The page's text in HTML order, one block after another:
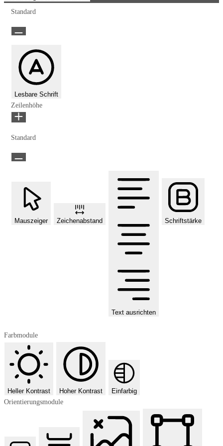
Standard
Lesbare Schrift
Zeilenhöhe
Standard
Mauszeiger Zeichenabstand
Text ausrichten
Schriftstärke
Farbmodule
Heller Kontrast Hoher Kontrast
Einfarbig
Orientierungsmodule